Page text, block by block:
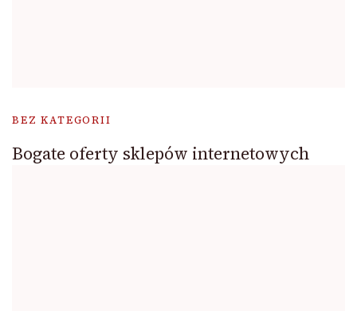
BEZ KATEGORII
Bogate oferty sklepów internetowych